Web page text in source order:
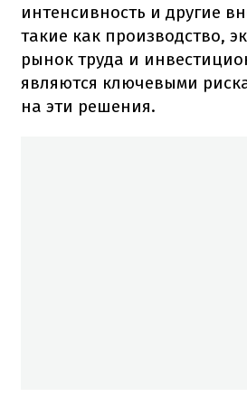
интенсивность и другие
такие как производство,
рынок труда и
являются ключевыми
на эти решения.